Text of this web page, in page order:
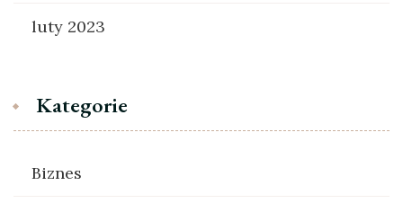
luty 2023
Kategorie
Biznes